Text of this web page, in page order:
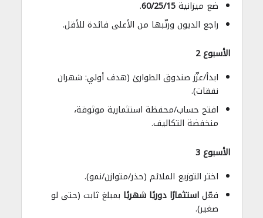
ضع ميزانية60/25/15
.
راجع الديون ورتّبها من الأعلى فائدة للأقل.
الأسبوع 2
ابدأ/عزّز صندوق الطوارئ (هدف أولي: شهران
نفقات).
افتح حساب/محفظة استثمارية موثوقة،
منخفضة التكاليف.
الأسبوع 3
اختر التوزيع الملائم (حذر/متوازن/نمو).
فعّلاستثمارًا دوريًا شهريًا بمبلغ ثابت (حتى لو
صغير).